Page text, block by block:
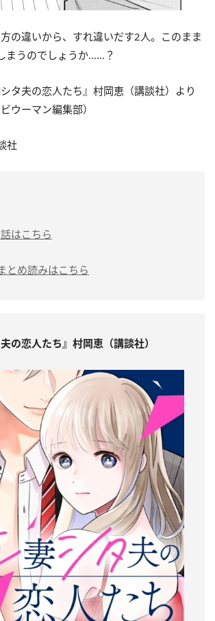
の違いから、すれ違いだす2人。このまま
まうのでしょうか……？
シタ夫の恋人たち』村岡恵（講談社）より
ウーマン編集部）
社
はこちら
とめ読みはこちら
の恋人たち』村岡恵（講談社）